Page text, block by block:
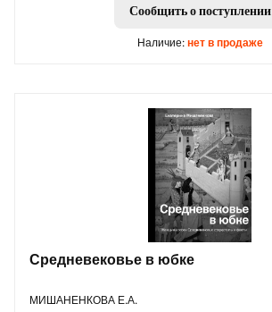
Сообщить о поступлении
Наличие: нет в продаже
Средневековье в юбке
ПРОИЗВОДИТЕЛЬ
МИШАНЕНКОВА Е.А.